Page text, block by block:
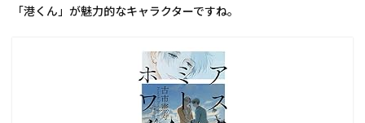
「港くん」が魅力的なキャラクターですね。